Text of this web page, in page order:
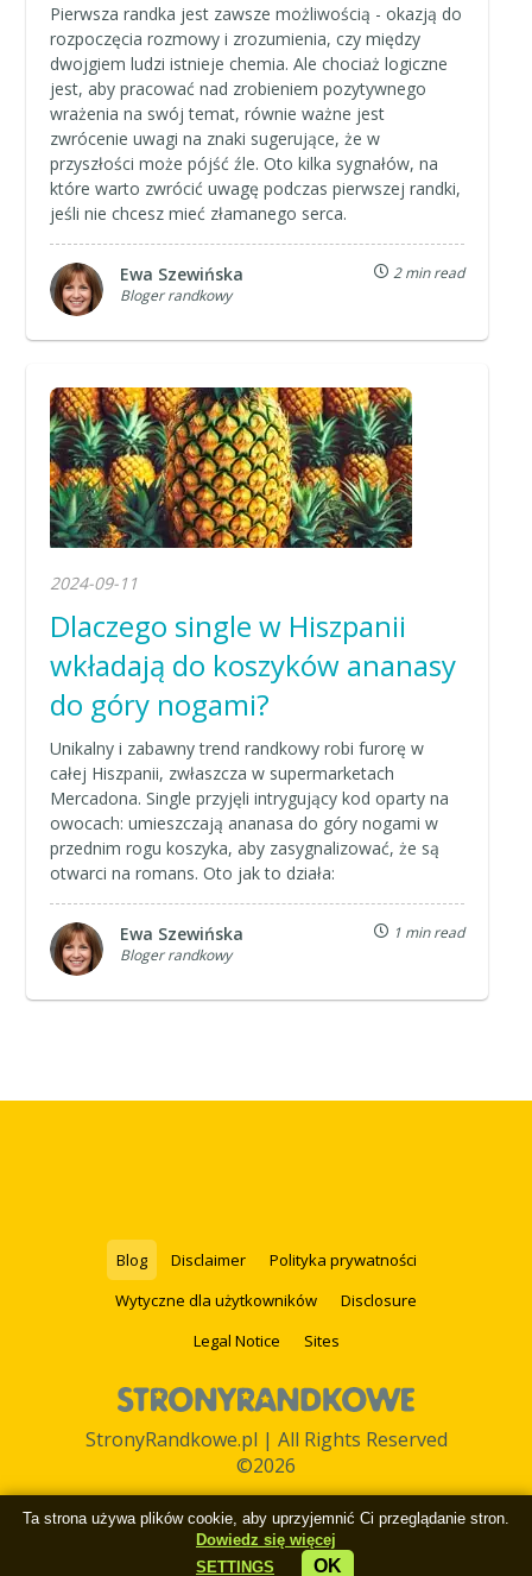
Pierwsza randka jest zawsze możliwością - okazją do
rozpoczęcia rozmowy i zrozumienia, czy między
dwojgiem ludzi istnieje chemia. Ale chociaż logiczne
jest, aby pracować nad zrobieniem pozytywnego
wrażenia na swój temat, równie ważne jest
zwrócenie uwagi na znaki sugerujące, że w
przyszłości może pójść źle. Oto kilka sygnałów, na
które warto zwrócić uwagę podczas pierwszej randki,
jeśli nie chcesz mieć złamanego serca.
Ewa Szewińska
Bloger randkowy
2 min read
2024-09-11
Dlaczego single w Hiszpanii
wkładają do koszyków ananasy
do góry nogami?
Unikalny i zabawny trend randkowy robi furorę w
całej Hiszpanii, zwłaszcza w supermarketach
Mercadona. Single przyjęli intrygujący kod oparty na
owocach: umieszczają ananasa do góry nogami w
przednim rogu koszyka, aby zasygnalizować, że są
otwarci na romans. Oto jak to działa:
Ewa Szewińska
Bloger randkowy
1 min read
Ta strona używa plików cookie, aby uprzyjemnić Ci przeglądanie stron.
Dowiedz się więcej
SETTINGS
OK
Blog Disclaimer
Polityka prywatności
Wytyczne dla użytkowników
Disclosure
Legal Notice
Sites
StronyRandkowe.pl | All Rights Reserved
©2026